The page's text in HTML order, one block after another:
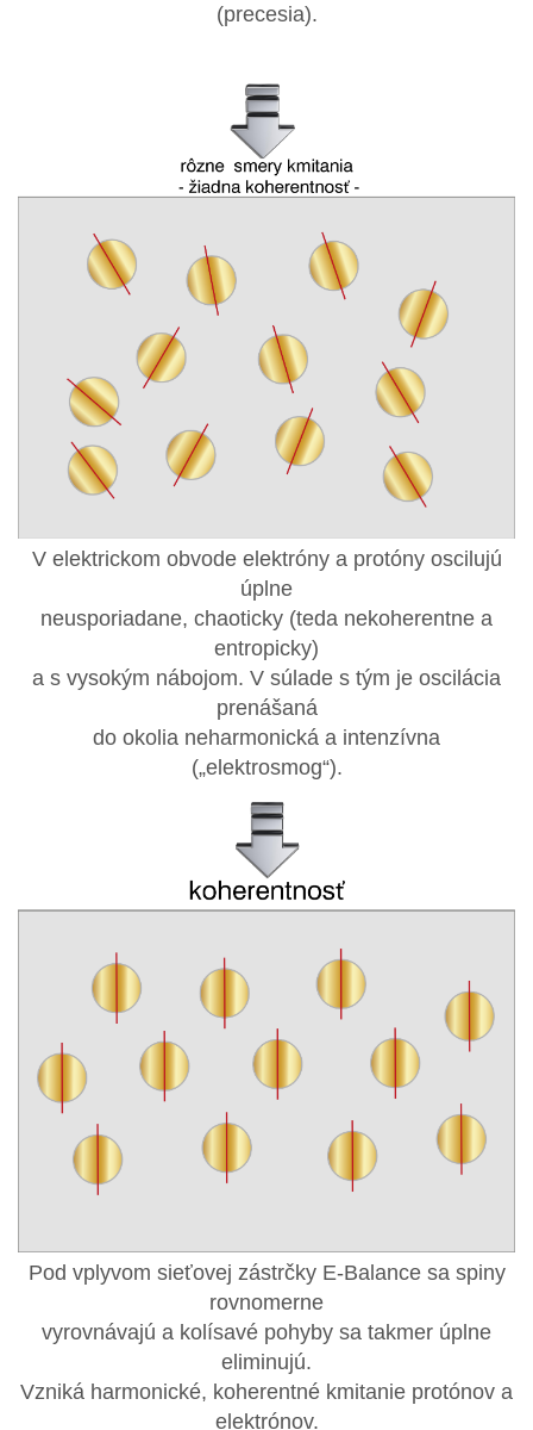
(precesia).
V elektrickom obvode elektróny a protóny oscilujú
úplne
neusporiadane, chaoticky (teda nekoherentne a
entropicky)
a s vysokým nábojom. V súlade s tým je oscilácia
prenášaná
do okolia neharmonická a intenzívna
(„elektrosmog“).
Pod vplyvom sieťovej zástrčky E-Balance sa spiny
rovnomerne
vyrovnávajú a kolísavé pohyby sa takmer úplne
eliminujú.
Vzniká harmonické, koherentné kmitanie protónov a
elektrónov.